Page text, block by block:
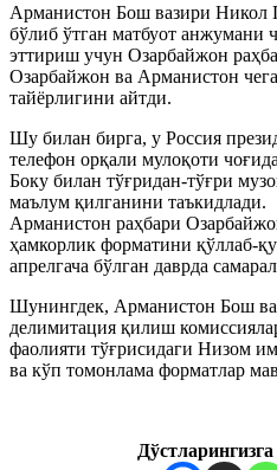
Арманистон Бош вазири Никол
бўлиб ўтган матбуот анжумани
эттириш учун Озарбайжон
Озарбайжон ва Арманистон
тайёрлигини айтди.
Шу билан бирга, у Россия
телефон орқали мулоқоти
Боку билан тўғридан-тўғри
маълум қилганини таъкидлади.
Арманистон раҳбари
ҳамкорлик форматини қўллаб-
апрелгача бўлган даврда
Шунингдек, Арманистон Бош
делимитация қилиш
фаолияти тўғрисидаги Низом
ва кўп томонлама форматлар